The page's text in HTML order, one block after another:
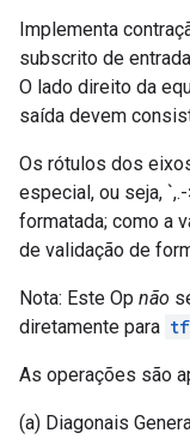
Implementa
subscrito de
O lado direito da
saída devem
Os rótulos dos
especial, ou seja,
formatada; como a
de validação de
Nota: Este Op não
diretamente para
As operações são
(a) Diagonais